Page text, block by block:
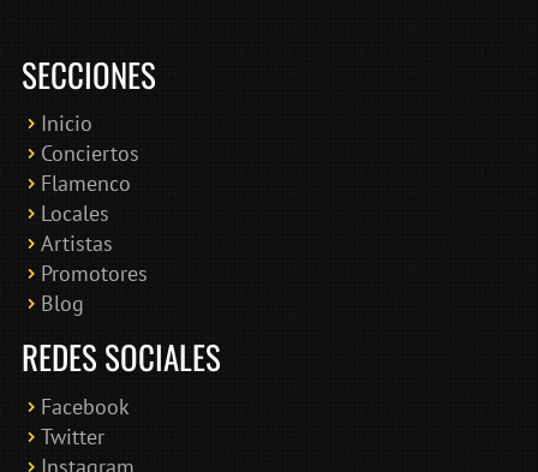
SECCIONES
Inicio
Conciertos
Flamenco
Locales
Artistas
Promotores
Blog
REDES SOCIALES
Facebook
Twitter
Instagram